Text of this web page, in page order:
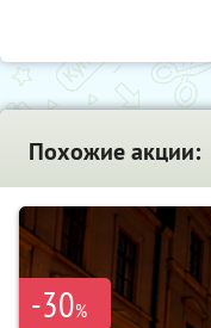
Похожие акции:
-30%